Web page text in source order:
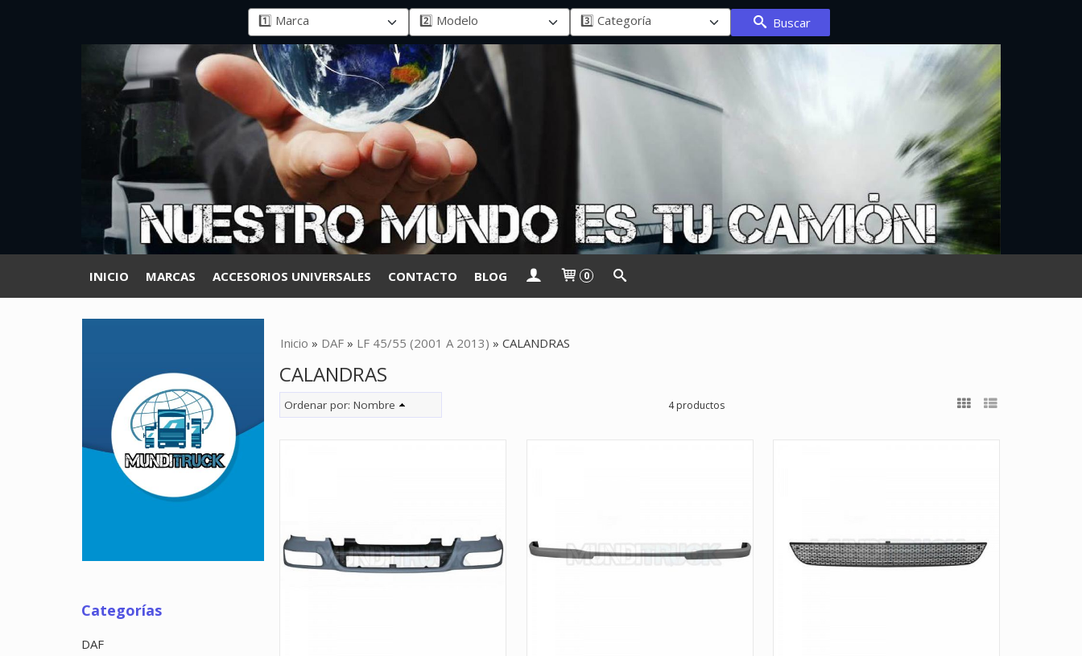
Buscar
INICIO MARCAS ACCESORIOS UNIVERSALES CONTACTO BLOG 0
Categorías
DAF
Inicio » DAF» LF 45/55 (2001 A 2013) » CALANDRAS
CALANDRAS
Ordenar por: Nombre 4 productos